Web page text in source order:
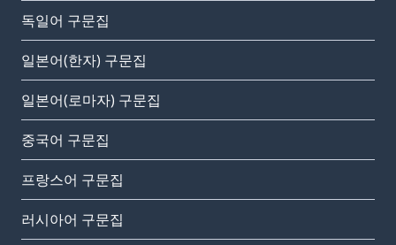
독일어 구문집
일본어(한자) 구문집
일본어(로마자) 구문집
중국어 구문집
프랑스어 구문집
러시아어 구문집